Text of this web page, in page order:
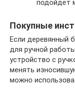
подойдет
Покупные
Если деревянный
для ручной
устройство с
менять
можно